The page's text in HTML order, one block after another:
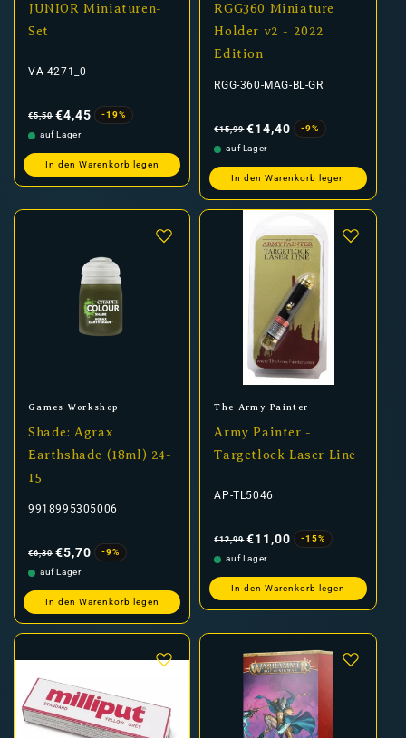
JUNIOR Miniaturen-
Set
VA-4271_0
Preis
€5,50 €4,45
-19%
auf Lager
In den Warenkorb legen
RGG360 Miniature
Holder v2 - 2022
Edition
RGG-360-MAG-BL-GR
Preis
€15,99 €14,40
-9%
auf Lager
In den Warenkorb legen
Anbieter:
Games Workshop
Shade: Agrax
Earthshade (18ml) 24-
15
9918995305006
Preis
€6,30 €5,70
-9%
auf Lager
In den Warenkorb legen
Anbieter:
The Army Painter
Army Painter -
Targetlock Laser Line
AP-TL5046
Preis
€12,99 €11,00
-15%
auf Lager
In den Warenkorb legen